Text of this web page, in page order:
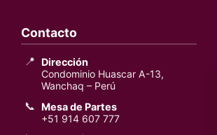
Contacto
📍
Dirección
Condominio Huascar A-13,
Wanchaq – Perú
📞
Mesa de Partes
+51 914 607 777